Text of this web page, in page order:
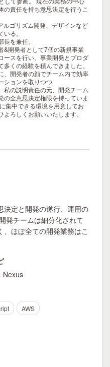
の責任を持ち意思決定を行うこ
ルゴリズム開発、デザインなど
る。
を兼任。
&開発者として7個の新規事業
ースを行い、事業開発とプロダ
多くの経験を積んできました。
、開発者の顔でチーム内で効率
ションを取りつつ
私の説明責任の元、開発チーム
の全意思決定権限を持っていま
集中できる環境を用意してお
よろしくお願いいたします。
決定と開発の遂行、運用の
発チームは細分化されて
、ほぼ全ての開発業務はこ
Nexus
AWS